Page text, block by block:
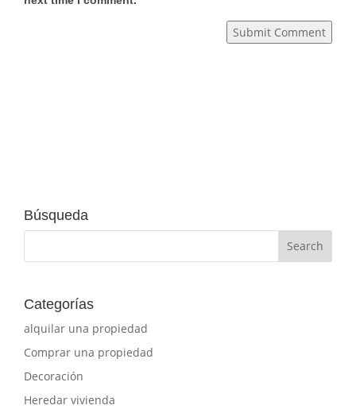
Submit Comment
Búsqueda
Categorías
alquilar una propiedad
Comprar una propiedad
Decoración
Heredar vivienda